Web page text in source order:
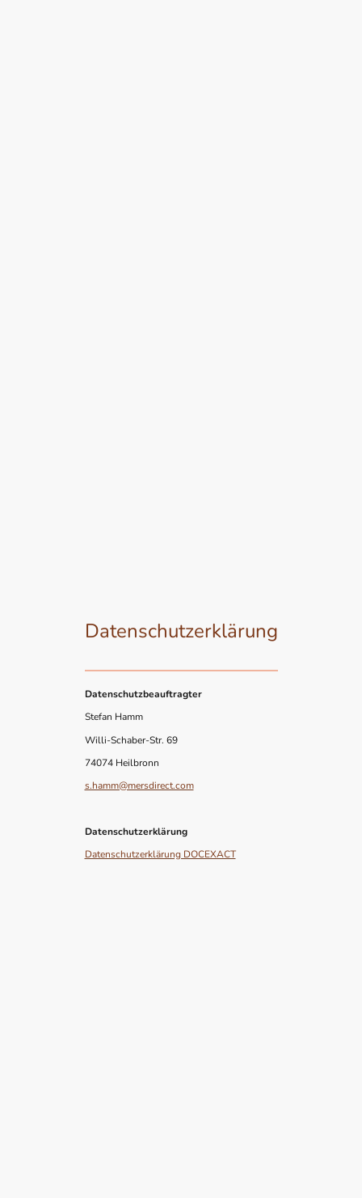
Datenschutzerklärung
Datenschutzbeauftragter
Stefan Hamm
Willi-Schaber-Str. 69
74074 Heilbronn
s.hamm@mersdirect.com
Datenschutzerklärung
Datenschutzerklärung DOCEXACT